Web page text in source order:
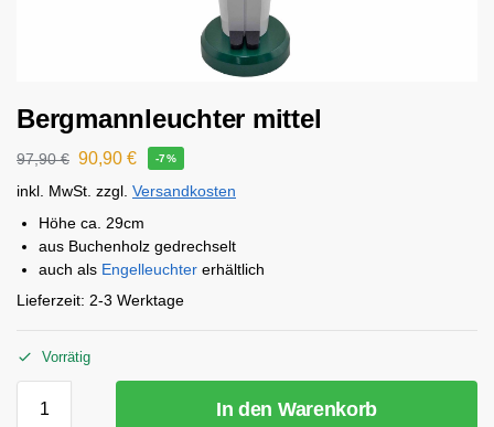
Bergmannleuchter mittel
97,90€ 90,90 € -7%
inkl. MwSt. zzgl. Versandkosten
Höhe ca. 29cm
aus Buchenholz gedrechselt
auch als Engelleuchter erhältlich
Lieferzeit: 2-3 Werktage
Vorrätig
In den Warenkorb